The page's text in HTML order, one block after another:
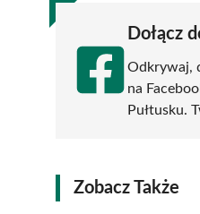
Dołącz
Odkrywaj,
na
Pułtusku.
Zobacz Także